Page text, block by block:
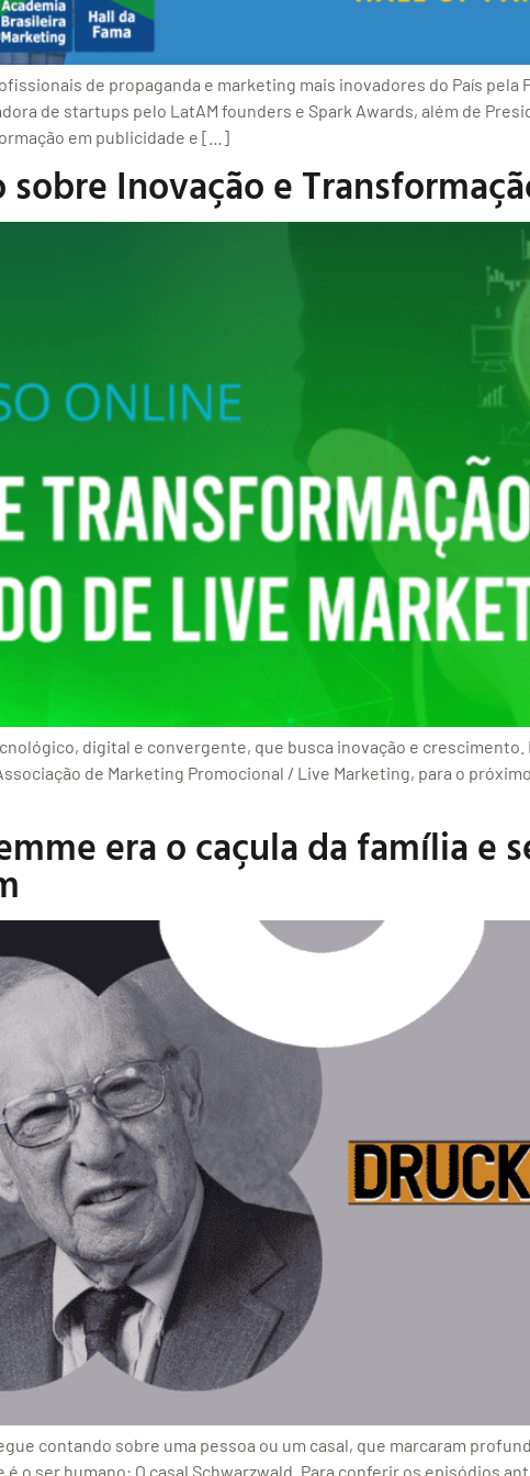
de propaganda e marketing mais inovadores do País pela
de startups pelo LatAM founders e Spark Awards, além de
em publicidade e […]
Inovação e
digital e convergente, que busca inovação e
de Marketing Promocional / Live Marketing, para o
era o caçula da família e
contando sobre uma pessoa ou um casal, que marcaram
ser humano: O casal Schwarzwald. Para conferir os episódios